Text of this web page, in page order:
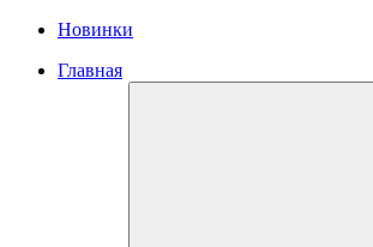
Новинки
Главная